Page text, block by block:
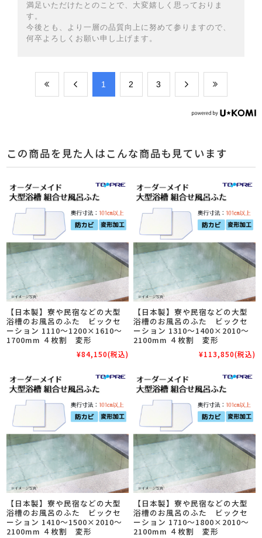
満足いただけたとのことで、大変嬉しく思っておりま
す。
今後とも、より一層の品質向上に努めて参りますので、
何卒よろしくお願い申し上げます。
​1 ​2 ​3
この商品を見た人はこんな商品も見ています
【日本製】寮や民宿などの大型
浴槽のお風呂のふた ビックセ
ーション 1110～1200×1610～
1700mm ４枚割 変形
¥84,150(税込)
【日本製】寮や民宿などの大型
浴槽のお風呂のふた ビックセ
ーション 1310～1400×2010～
2100mm ４枚割 変形
¥113,850(税込)
【日本製】寮や民宿などの大型
浴槽のお風呂のふた ビックセ
ーション 1410～1500×2010～
2100mm ４枚割 変形
【日本製】寮や民宿などの大型
浴槽のお風呂のふた ビックセ
ーション 1710～1800×2010～
2100mm ４枚割 変形